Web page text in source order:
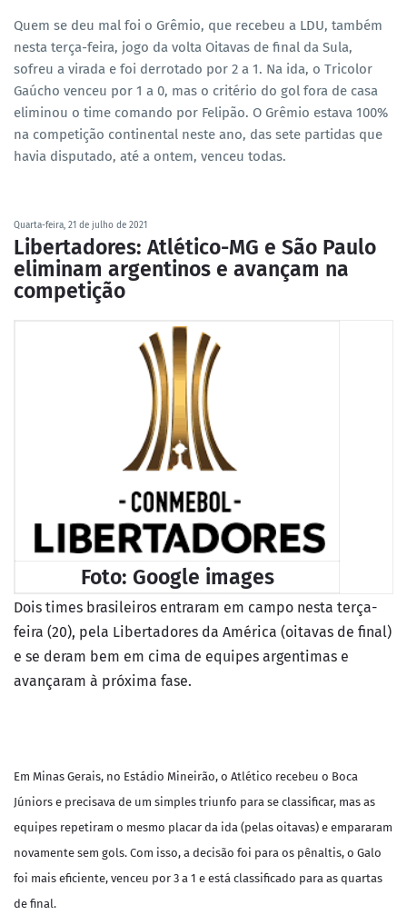
Quem se deu mal foi o Grêmio, que recebeu a LDU, também
nesta terça-feira, jogo da volta Oitavas de final da Sula,
sofreu a virada e foi derrotado por 2 a 1. Na ida, o Tricolor
Gaúcho venceu por 1 a 0, mas o critério do gol fora de casa
eliminou o time comando por Felipão. O Grêmio estava 100%
na competição continental neste ano, das sete partidas que
havia disputado, até a ontem, venceu todas.
Quarta-feira, 21 de julho de 2021
Libertadores: Atlético-MG e São Paulo
eliminam argentinos e avançam na
competição
Foto: Google images
Dois times brasileiros entraram em campo nesta terça-
feira (20), pela Libertadores da América (oitavas de final)
e se deram bem em cima de equipes argentimas e
avançaram à próxima fase.
Em Minas Gerais, no Estádio Mineirão, o Atlético recebeu o Boca
Júniors e precisava de um simples triunfo para se classificar, mas as
equipes repetiram o mesmo placar da ida (pelas oitavas) e empararam
novamente sem gols. Com isso, a decisão foi para os pênaltis, o Galo
foi mais eficiente, venceu por 3 a 1 e está classificado para as quartas
de final.